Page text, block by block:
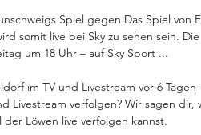
Spiel gegen Das Spiel von
somit live bei Sky zu sehen sein.
um 18 Uhr – auf Sky Sport ...
im TV und Livestream vor 6
Livestream verfolgen? Wir sagen dir,
der Löwen live verfolgen kannst.